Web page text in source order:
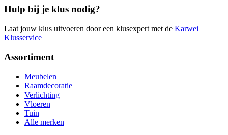
Hulp bij je klus nodig?
Laat jouw klus uitvoeren door een klusexpert met de Karwei
Klusservice
Assortiment
Meubelen
Raamdecoratie
Verlichting
Vloeren
Tuin
Alle merken